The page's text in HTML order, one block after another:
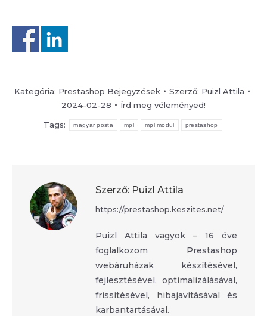
Kategória: Prestashop Bejegyzések Szerző: Puizl Attila
2024-02-28
Írd meg véleményed!
Tags: magyar posta mpl mpl modul prestashop
Szerző: Puizl Attila
https://prestashop.keszites.net/
Puizl Attila vagyok – 16 éve
foglalkozom Prestashop
webáruházak készítésével,
fejlesztésével, optimalizálásával,
frissítésével, hibajavításával és
karbantartásával.